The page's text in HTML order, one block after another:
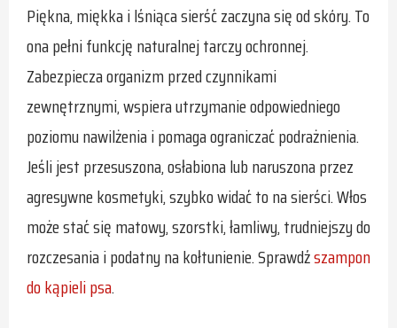
Piękna, miękka i lśniąca sierść zaczyna się od skóry. To
ona pełni funkcję naturalnej tarczy ochronnej.
Zabezpiecza organizm przed czynnikami
zewnętrznymi, wspiera utrzymanie odpowiedniego
poziomu nawilżenia i pomaga ograniczać podrażnienia.
Jeśli jest przesuszona, osłabiona lub naruszona przez
agresywne kosmetyki, szybko widać to na sierści. Włos
może stać się matowy, szorstki, łamliwy, trudniejszy do
rozczesania i podatny na kołtunienie. Sprawdźszampon
do kąpieli psa.